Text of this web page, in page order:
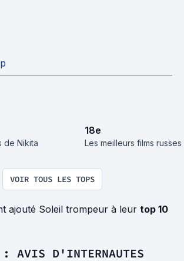
de Nikita
18e
Les meilleurs films russes
VOIR TOUS LES TOPS
ajouté Soleil trompeur à leur top 10
: AVIS D'INTERNAUTES